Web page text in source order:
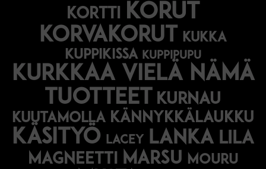
kortti korut
korvakorut
kukka
kuppikissa kuppipupu
Kurkkaa vielä nämä
tuotteet kurnau
kuutamolla kännykkälaukku
käsityö lacey lanka lila
magneetti marsu mouru